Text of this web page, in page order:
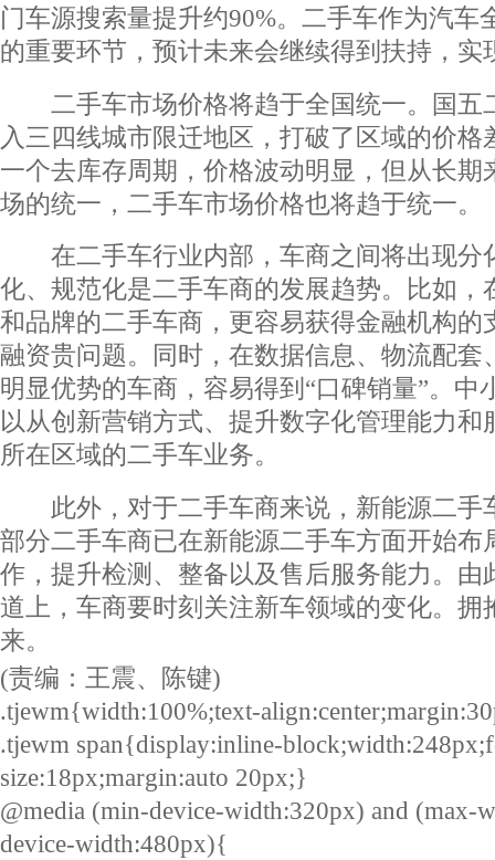
门车源搜索量提升约90%。二手车作为汽车
的重要环节，预计未来会继续得到扶持，实
二手车市场价格将趋于全国统一。国五
入三四线城市限迁地区，打破了区域的价格
一个去库存周期，价格波动明显，但从长期
场的统一，二手车市场价格也将趋于统一。
在二手车行业内部，车商之间将出现分
化、规范化是二手车商的发展趋势。比如，
和品牌的二手车商，更容易获得金融机构的
融资贵问题。同时，在数据信息、物流配套
明显优势的车商，容易得到“口碑销量”。中
以从创新营销方式、提升数字化管理能力和
所在区域的二手车业务。
此外，对于二手车商来说，新能源二手
部分二手车商已在新能源二手车方面开始布
作，提升检测、整备以及售后服务能力。由
道上，车商要时刻关注新车领域的变化。拥
来。
(责编：王震、陈键)
.tjewm{width:100%;text-
.tjewm span{display:inline-
size:18px;margin:auto 20px;}
@media (min-device-width:320px) and (max-
device-width:480px){